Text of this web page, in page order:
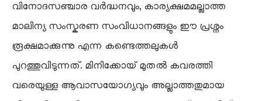
വിനോദസഞ്ചാര വർദ്ധനവും, കാര്യക്ഷമമല്ലാത്ത
മാലിന്യ സംസ്കരണ സംവിധാനങ്ങളും ഈ പ്രശ്നം
രൂക്ഷമാക്കുന്നു എന്ന കണ്ടെത്തലുകൾ
പുറത്തുവിടുന്നത്. മിനിക്കോയ് മുതൽ കവരത്തി
വരെയുള്ള ആവാസയോഗ്യവും അല്ലാത്തതുമായ